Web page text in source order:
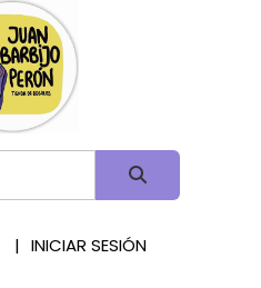
INICIAR SESIÓN